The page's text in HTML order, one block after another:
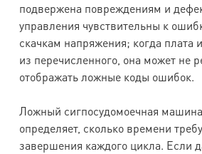
подвержена повреждениям и
управления чувствительны к
скачкам напряжения; когда плата
из перечисленного, она может не
отображать ложные коды ошибок.
Ложный сигпосудомоечная
определяет, сколько времени
завершения каждого цикла. Если